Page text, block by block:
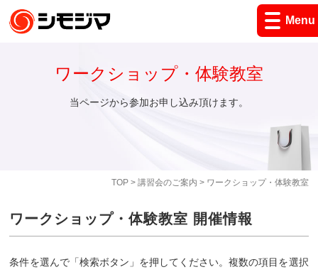
Menu
TOP> 講習会のご案内 > ワークショップ・体験教室
ワークショップ・体験教室
当ページから参加お申し込み頂けます。
ワークショップ・体験教室 開催情報
条件を選んで「検索ボタン」を押してください。複数の項目を選択